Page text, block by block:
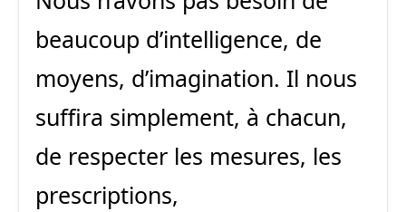
beaucoup d’intelligence, de
moyens, d’imagination. Il nous
suffira simplement, à chacun,
de respecter les mesures, les
prescriptions,